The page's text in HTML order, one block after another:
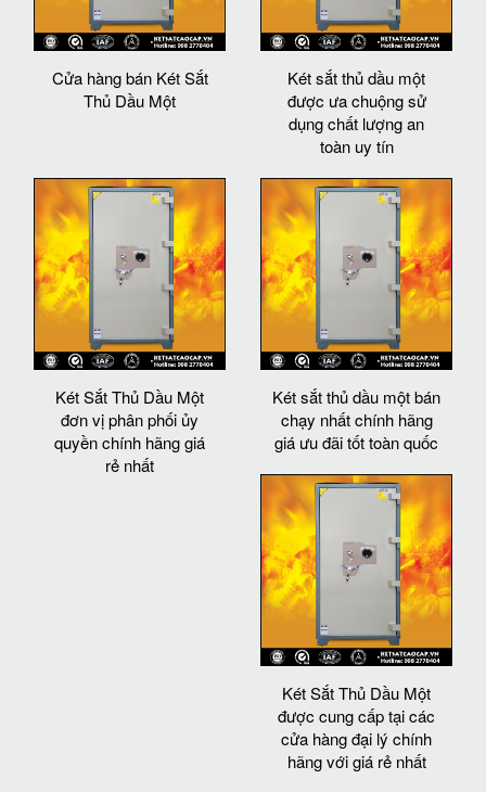
Cửa hàng bán Két Sắt
Thủ Dầu Một
Két sắt thủ dầu một
được ưa chuộng sử
dụng chất lượng an
toàn uy tín
Két Sắt Thủ Dầu Một
đơn vị phân phối ủy
quyền chính hãng giá
rẻ nhất
Két sắt thủ dầu một bán
chạy nhất chính hãng
giá ưu đãi tốt toàn quốc
Két Sắt Thủ Dầu Một
được cung cấp tại các
cửa hàng đại lý chính
hãng với giá rẻ nhất